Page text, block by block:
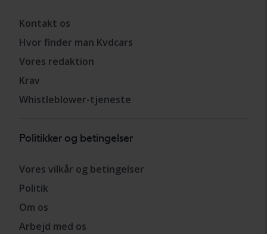
Kontakt os
Hvor finder man Kvdcars
Vores redaktion
Krav
Whistleblower-tjeneste
Politikker og betingelser
Vores vilkår og betingelser
Politik
Om os
Arbejd med os